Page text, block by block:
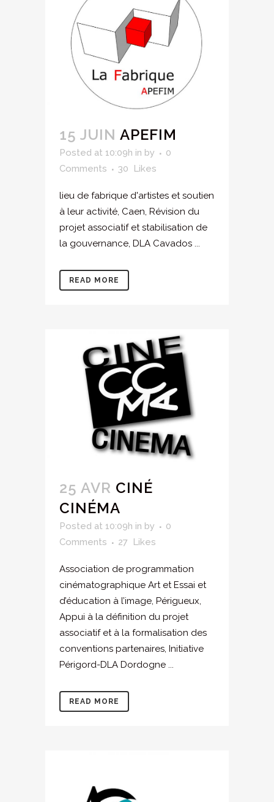
15 JUIN APEFIM
Posted at 10:09h in by
0
Comments
30 Likes
lieu de fabrique d'artistes et soutien
à leur activité, Caen, Révision du
projet associatif et stabilisation de
la gouvernance, DLA Cavados ...
READ MORE
25 AVR CINÉ
CINÉMA
Posted at 10:09h in by
0
Comments
27 Likes
Association de programmation
cinématographique Art et Essai et
d’éducation à l’image, Périgueux,
Appui à la définition du projet
associatif et à la formalisation des
conventions partenaires, Initiative
Périgord-DLA Dordogne ...
READ MORE